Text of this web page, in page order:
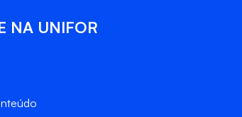
NA UNIFOR